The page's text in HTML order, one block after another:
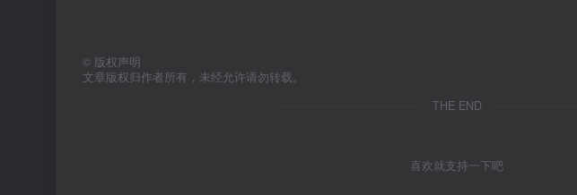
© 版权声明
文章版权归作者所有，未经允许请勿转载。
THE END
喜欢就支持一下吧